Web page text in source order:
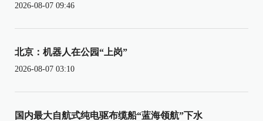
2026-08-07 09:46
北京：机器人在公园“上岗”
2026-08-07 03:10
国内最大自航式纯电驱布缆船“蓝海领航”下水